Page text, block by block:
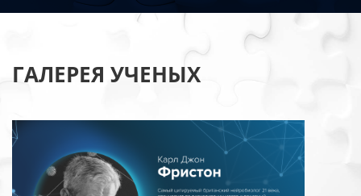
ГАЛЕРЕЯ УЧЕНЫХ